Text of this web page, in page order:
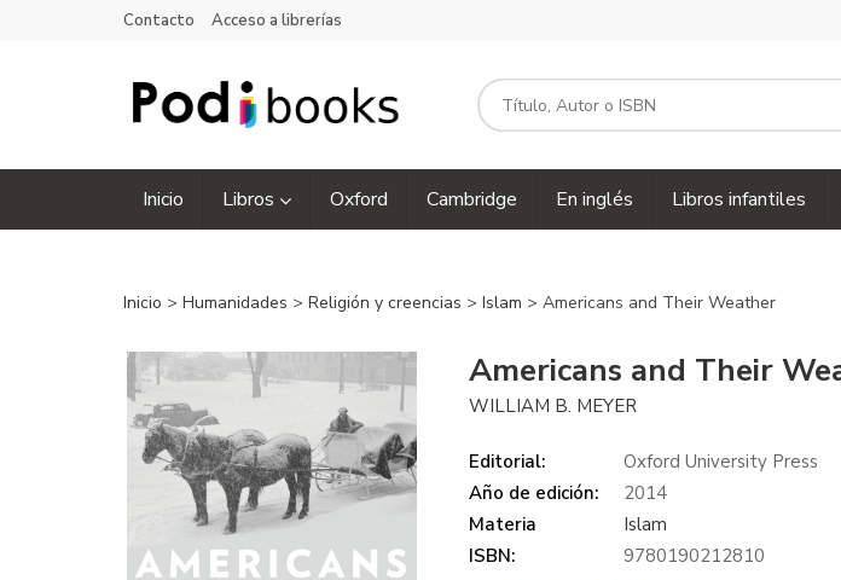
Contacto Acceso a librerías
Inicio Libros Oxford Cambridge En inglés Libros infantiles
Inicio > Humanidades > Religión y creencias > Islam > Americans and Their Weather
Americans and Their
WILLIAM B. MEYER
Editorial:
Oxford University Press
Año de edición:
2014
Materia
Islam
ISBN:
9780190212810